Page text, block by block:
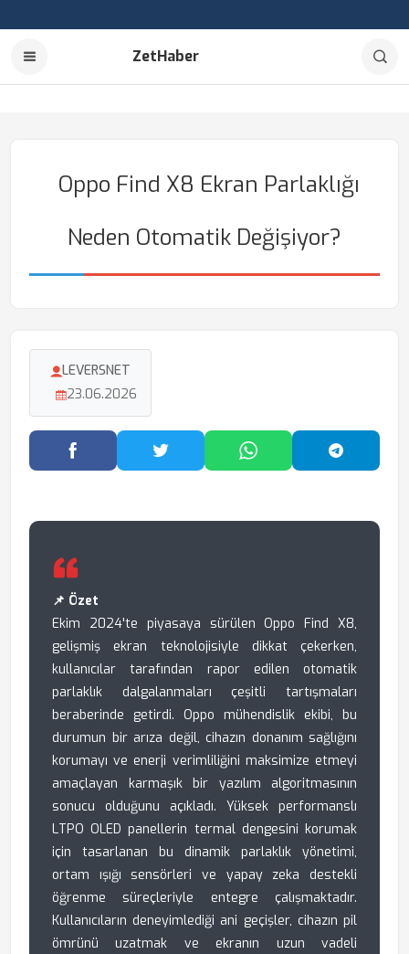
ZetHaber
Oppo Find X8 Ekran Parlaklığı
Neden Otomatik Değişiyor?
LEVERSNET
23.06.2026
Facebook'ta PaylaşTwitter'da PaylaşWhatsApp'ta Paylaş
📌 Özet
Ekim 2024'te piyasaya sürülen Oppo Find X8,
gelişmiş ekran teknolojisiyle dikkat çekerken,
kullanıcılar tarafından rapor edilen otomatik
parlaklık dalgalanmaları çeşitli tartışmaları
beraberinde getirdi. Oppo mühendislik ekibi, bu
durumun bir arıza değil, cihazın donanım sağlığını
korumayı ve enerji verimliliğini maksimize etmeyi
amaçlayan karmaşık bir yazılım algoritmasının
sonucu olduğunu açıkladı. Yüksek performanslı
LTPO OLED panellerin termal dengesini korumak
için tasarlanan bu dinamik parlaklık yönetimi,
ortam ışığı sensörleri ve yapay zeka destekli
öğrenme süreçleriyle entegre çalışmaktadır.
Kullanıcıların deneyimlediği ani geçişler, cihazın pil
ömrünü uzatmak ve ekranın uzun vadeli